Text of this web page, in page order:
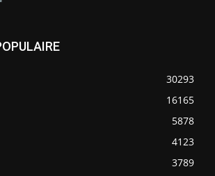
30293
16165
5878
4123
3789